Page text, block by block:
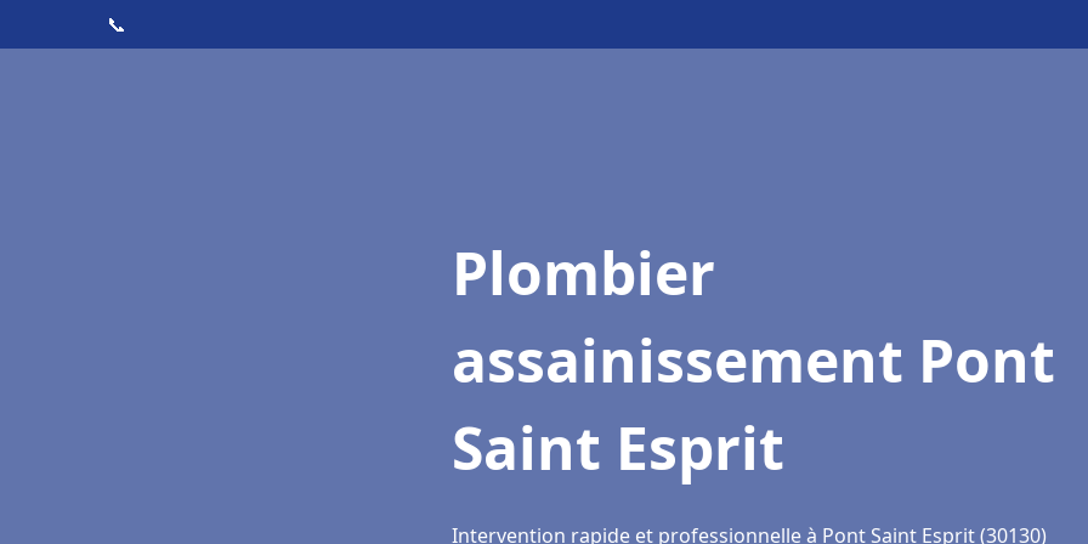
📞
Plombier
assainissement Pont
Saint Esprit
Intervention rapide et professionnelle à Pont Saint Esprit (30130)